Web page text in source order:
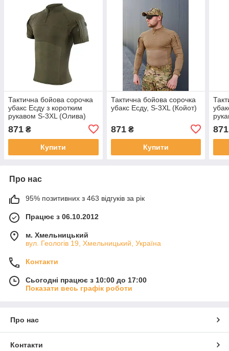
Тактична бойова сорочка
убакс Есду з коротким
рукавом S-3XL (Олива)
871 ₴
Купити
Тактична бойова сорочка
убакс Есду, S-3XL (Койот)
871₴
Купити
871
Про нас
95% позитивних з 463 відгуків за рік
Працює з 06.10.2012
м. Хмельницький
вул. Геологів 19, Хмельницький, Україна
Контакти
Сьогодні працює з 10:00 до 17:00
Показати весь графік роботи
Про нас
Контакти